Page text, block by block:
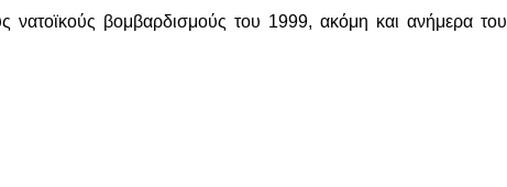
νατοϊκούς βομβαρδισμούς του 1999, ακόμη και ανήμερα του